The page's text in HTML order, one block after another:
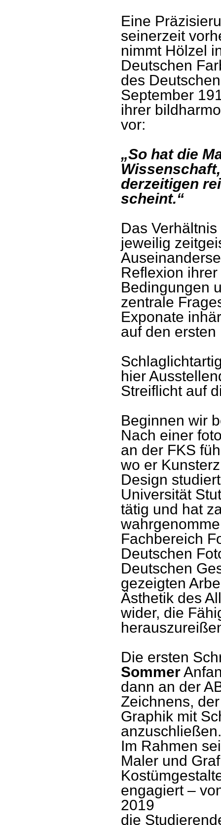
Eine
seinerzeit
nimmt Hölzel
Deutschen
des
September
ihrer
vor:
„So hat die
derzeitigen
scheint.“
Das
jeweilig
Reflexion
Bedingungen
zentrale
Exponate
auf den ersten
hier
Streiflicht auf
Beginnen wir
Nach einer
an der FKS
wo er
Design
Universität
tätig und hat
Fachbereich
Deutschen
Deutschen
gezeigten
Ästhetik des
wider, die
Die ersten
Sommer
dann an der
Zeichnens,
Graphik mit
anzuschließen.
Im Rahmen
Maler und
engagiert –
2019
die